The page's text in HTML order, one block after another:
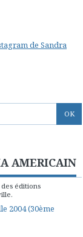
de Sandra
AMERICAIN
éditions
2004 (30ème